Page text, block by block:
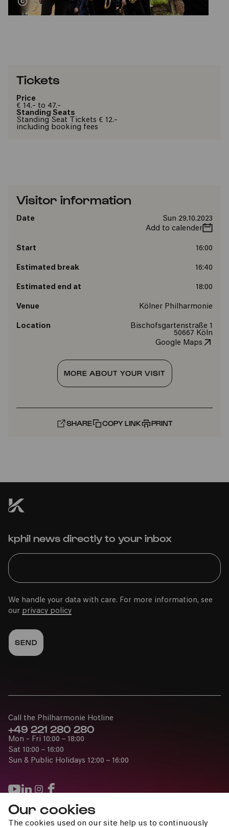
Our cookies
The cookies used on our site help us to continuously
Tickets
Price
€ 14.- to 47.-
Standing Seats
Standing Seat Tickets € 12.-
including booking fees
Visitor information
Date
Sun 29.10.2023
Add to calender
Start 16:00
Estimated break 16:40
Estimated end at 18:00
Venue Kölner Philharmonie
Location
Bischofsgartenstraße 1
50667 Köln
Google Maps
MORE ABOUT YOUR VISIT
SHARE COPY LINK PRINT
kphil news directly to your inbox
We handle your data with care. For more information, see
our privacy policy
Press
Call the Philharmonie Hotline
+49 221 280 280
Mon - Fri 10:00 – 18:00
Sat 10:00 – 16:00
Sun & Public Holidays 12:00 – 16:00